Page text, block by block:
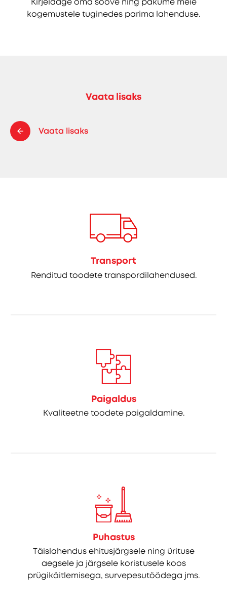
kogemustele tuginedes parima lahenduse.
Vaata lisaks
Vaata lisaks
Transport
Renditud toodete transpordilahendused.
Paigaldus
Kvaliteetne toodete paigaldamine.
Puhastus
Täislahendus ehitusjärgsele ning ürituse
aegsele ja järgsele koristusele koos
prügikäitlemisega, survepesutöödega jms.